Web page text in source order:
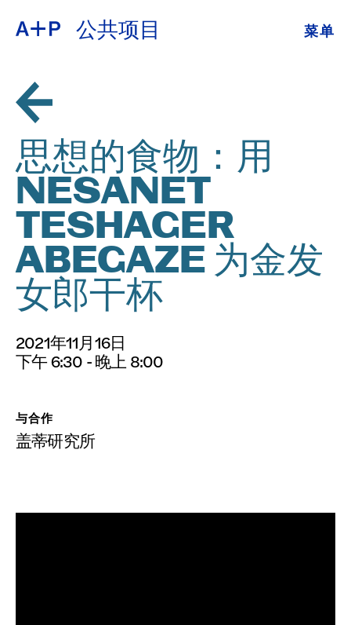
公共项目 菜单
教育
培养青年
展览
公共项目
档案
捐
ESPAÑOL
普通话
日本語
思想的食物：用
NESANET
TESHAGER
ABEGAZE 为金发
女郎干杯
2021年11月16日
下午 6:30 - 晚上 8:00
与合作
盖蒂研究所